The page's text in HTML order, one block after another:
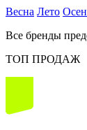
Весна Лето
Все бренды
ТОП ПРОДАЖ